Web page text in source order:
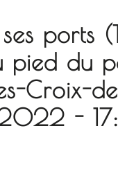
ports
pied du
Croix-
-